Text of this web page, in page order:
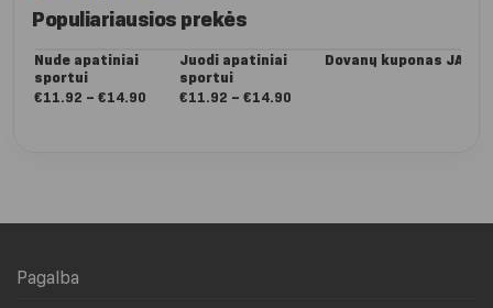
Populiariausios prekės
Nude apatiniai
sportui
€11.92 – €14.90
Juodi apatiniai
sportui
€11.92 – €14.90
Dovanų kuponas JAI
Pagalba